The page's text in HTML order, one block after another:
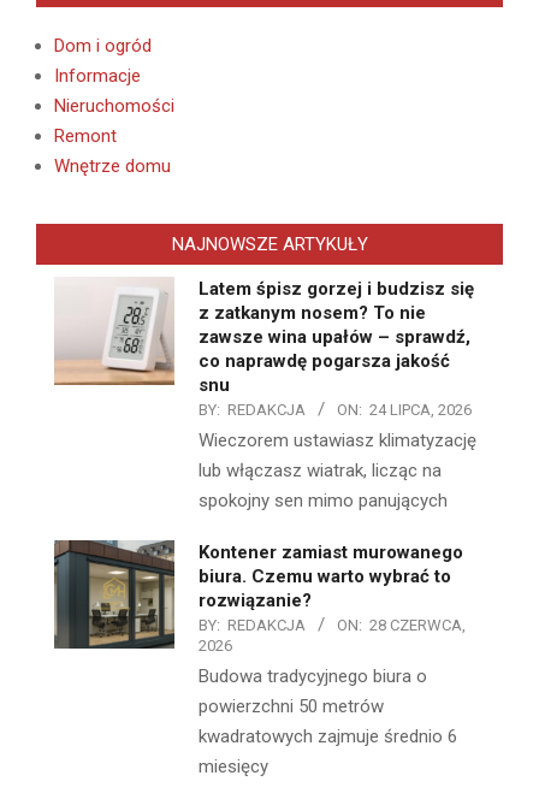
Dom i ogród
Informacje
Nieruchomości
Remont
Wnętrze domu
NAJNOWSZE ARTYKUŁY
Latem śpisz gorzej i budzisz się
z zatkanym nosem? To nie
zawsze wina upałów – sprawdź,
co naprawdę pogarsza jakość
snu
BY: REDAKCJA ON: 24 LIPCA, 2026
Wieczorem ustawiasz klimatyzację
lub włączasz wiatrak, licząc na
spokojny sen mimo panujących
Kontener zamiast murowanego
biura. Czemu warto wybrać to
rozwiązanie?
BY: REDAKCJA ON: 28 CZERWCA,
2026
Budowa tradycyjnego biura o
powierzchni 50 metrów
kwadratowych zajmuje średnio 6
miesięcy